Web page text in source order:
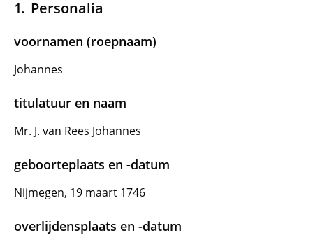
Personalia
voornamen (roepnaam)
Johannes
titulatuur en naam
Mr. J. van Rees Johannes
geboorteplaats en -datum
Nijmegen, 19 maart 1746
overlijdensplaats en -datum